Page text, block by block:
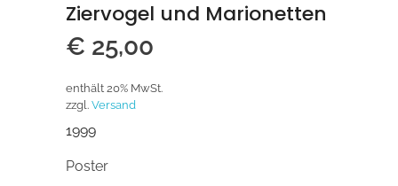
Ziervogel und Marionetten
€ 25,00
enthält 20% MwSt.
zzgl. Versand
1999
Poster